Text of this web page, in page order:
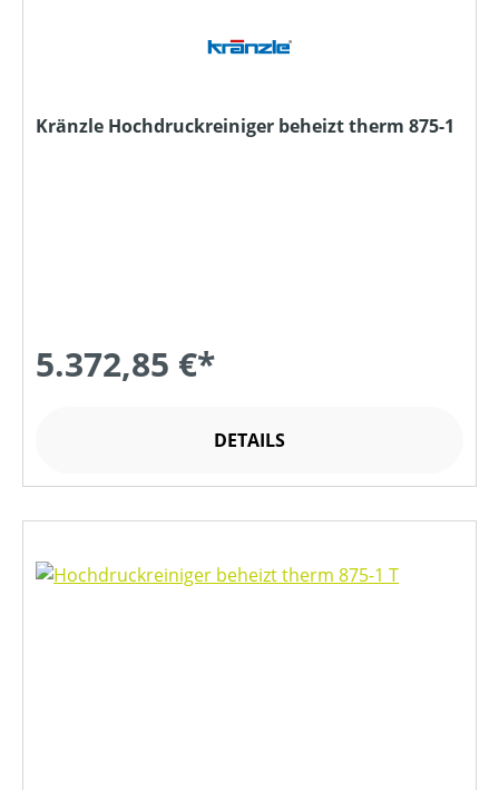
Kränzle Hochdruckreiniger beheizt therm 875-1
5.372,85 €*
DETAILS